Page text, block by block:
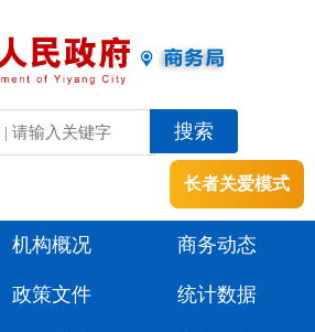
长者关爱模式
机构概况 商务动态
政策文件 统计数据